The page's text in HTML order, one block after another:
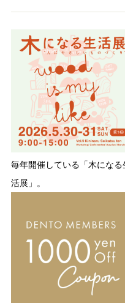
毎年開催している「木になる
活展」。